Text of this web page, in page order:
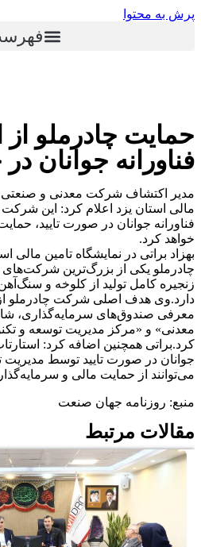
پرش به محتوا
حمایت چادرملو از
فناورانه جوانان
مدیر اکتشاف شرکت معدنی و صنعتی
مالی استان یزد اعلام کرد‌: این شرکت
فناورانه جوانان در صورت تایید،
خواهد کرد.
بهزاد براتی در نمایشگاه تامین
چادرملو یکی از بزرگ‌ترین
زنجیره کامل تولید از کلوخه و
دارد.وی هدف اصلی شرکت چادرملو از
معرفی صندوق‌های سرمایه‌گذاری،
معدنی» و «مرکز مدیریت توسعه و
کرد.براتی همچنین اضافه کرد‌:
جوانان در صورت تایید توسط
می‌توانند از حمایت مالی و
منبع: روزنامه جهان صنعت
مقالات مرتبط